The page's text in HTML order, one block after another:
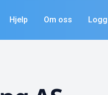
Hjelp Om oss